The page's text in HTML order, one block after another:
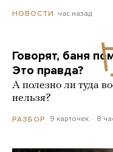
НОВОСТИ час назад
Говорят, баня
Это правда?
А полезно ли туда
нельзя?
РАЗБОР 9 карточек 8